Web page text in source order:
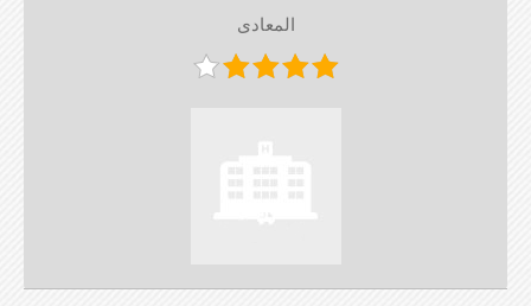
المعادى